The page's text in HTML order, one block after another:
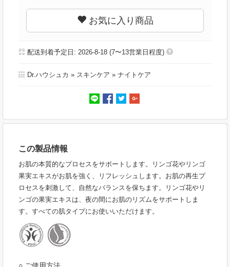
お気に入り商品
配送到着予定日: 2026-8-18 (7〜13営業日程度)
Dr.ハウシュカ » スキンケア » ナイトケア
この製品情報
お肌の本質的なプロセスをサポートします。リンゴ花やリンゴ
果実エキスがお肌を強く、リフレッシュします。お肌の再生プ
ロセスを刺激して、自然なバランスを保ちます。リンゴ花やリ
ンゴの果実エキスは、夜の間にお肌のリズムをサポートしま
す。すべての肌タイプにお使いいただけます。
○ ご使用方法